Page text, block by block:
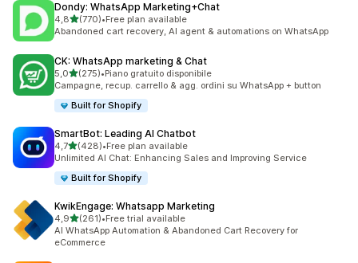
Dondy: WhatsApp Marketing+Chat
4,8stelle su 5
(770)
770 recensioni totali
•Free plan available
Abandoned cart recovery, AI agent & automations on WhatsApp
CK: WhatsApp marketing & Chat
5,0stelle su 5
(275)
275 recensioni totali
•Piano gratuito disponibile
Campagne, recup. carrello & agg. ordini su WhatsApp + button
Built for Shopify
SmartBot: Leading AI Chatbot
4,7stelle su 5
(428)
428 recensioni totali
•Free plan available
Unlimited AI Chat: Enhancing Sales and Improving Service
Built for Shopify
KwikEngage: Whatsapp Marketing
4,9stelle su 5
(261)
261 recensioni totali
•Free trial available
AI WhatsApp Automation & Abandoned Cart Recovery for
eCommerce